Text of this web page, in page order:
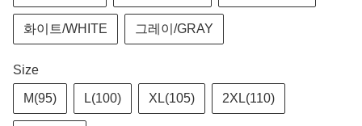
화이트/WHITE 그레이/GRAY
Size
M(95) L(100) XL(105) 2XL(110)